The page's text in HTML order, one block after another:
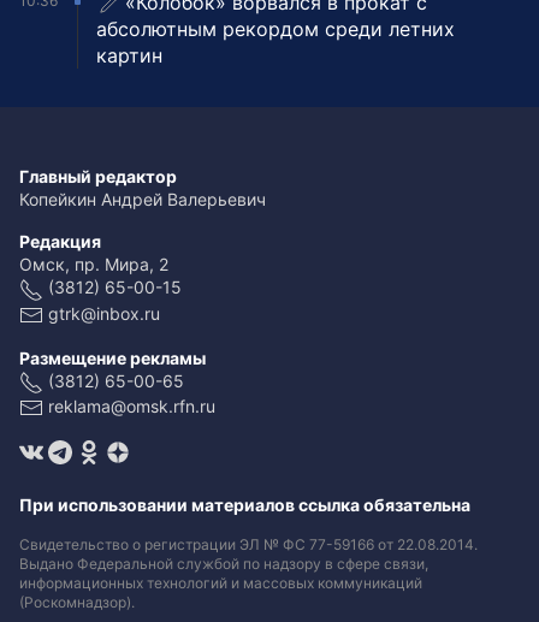
абсолютным рекордом среди летних
картин
Главный редактор
Копейкин Андрей Валерьевич
Редакция
Омск, пр. Мира, 2
(3812) 65-00-15
gtrk@inbox.ru
Размещение рекламы
(3812) 65-00-65
reklama@omsk.rfn.ru
При использовании материалов ссылка обязательна
Свидетельство о регистрации ЭЛ № ФС 77-59166 от 22.08.2014.
Выдано Федеральной службой по надзору в сфере связи,
информационных технологий и массовых коммуникаций
(Роскомнадзор).